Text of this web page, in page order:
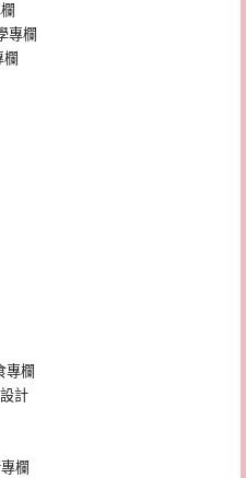
專欄
欄
專欄
計
欄